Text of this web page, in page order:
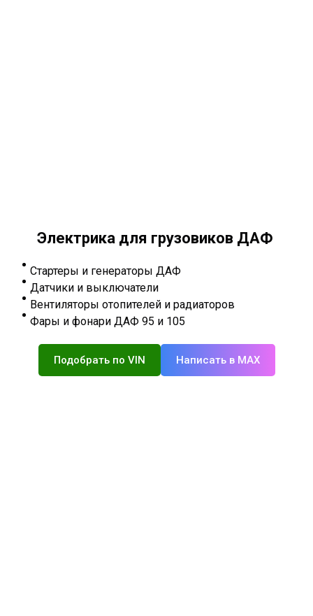
Электрика для грузовиков ДАФ
Стартеры и генераторы ДАФ
Датчики и выключатели
Вентиляторы отопителей и радиаторов
Фары и фонари ДАФ 95 и 105
Подобрать по VIN Написать в MAX